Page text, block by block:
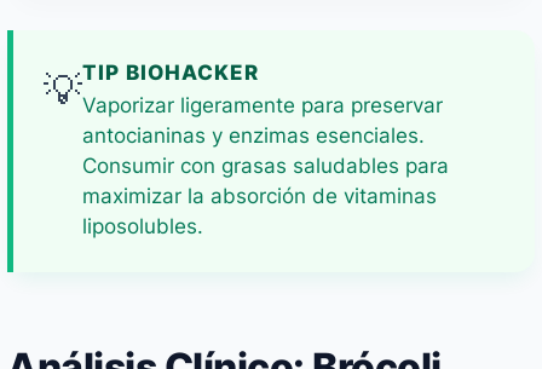
💡TIP BIOHACKER
Vaporizar ligeramente para preservar
antocianinas y enzimas esenciales.
Consumir con grasas saludables para
maximizar la absorción de vitaminas
liposolubles.